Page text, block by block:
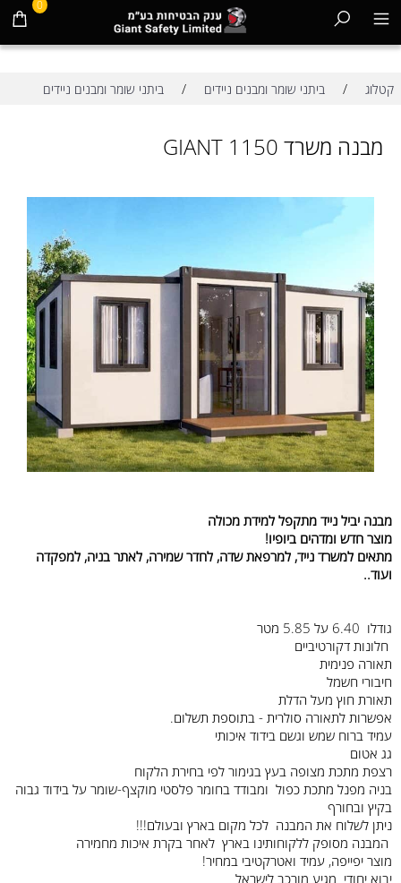
0
קטלוג / ביתני שומר ומבנים ניידים / ביתני שומר ומבנים ניידים
מבנה משרד GIANT 1150
מבנה יביל נייד מתקפל למידת מכולה
מוצר חדש ומדהים ביופיו!
מתאים למשרד נייד, למרפאת שדה, לחדר שמירה, לאתר בניה, למפקדה
ועוד..
גודלו 6.40 על 5.85 מטר
חלונות דקורטיביים
תאורה פנימית
חיבורי חשמל
תאורת חוץ מעל הדלת
אפשרות לתאורה סולרית - בתוספת תשלום.
עמיד ברוח שמש וגשם בידוד איכותי
גג אטום
רצפת מתכת מצופה בעץ בגימור לפי בחירת הלקוח
בניה מפנל מתכת כפול ומבודד בחומר פלסטי מוקצף-שומר על בידוד גבוה
בקיץ ובחורף
ניתן לשלוח את המבנה לכל מקום בארץ ובעולם!!!
המבנה מסופק ללקוחותינו בארץ לאחר בקרת איכות מחמירה
מוצר יפייפה, עמיד ואטרקטיבי במחיר!
יבוא יחודי מגיע מורכב לישראל